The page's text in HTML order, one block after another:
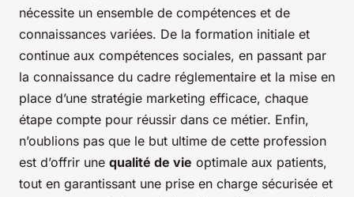
nécessite un ensemble de compétences et de
connaissances variées. De la formation initiale et
continue aux compétences sociales, en passant par
la connaissance du cadre réglementaire et la mise en
place d’une stratégie marketing efficace, chaque
étape compte pour réussir dans ce métier. Enfin,
n’oublions pas que le but ultime de cette profession
est d’offrir une qualité de vie optimale aux patients,
tout en garantissant une prise en charge sécurisée et